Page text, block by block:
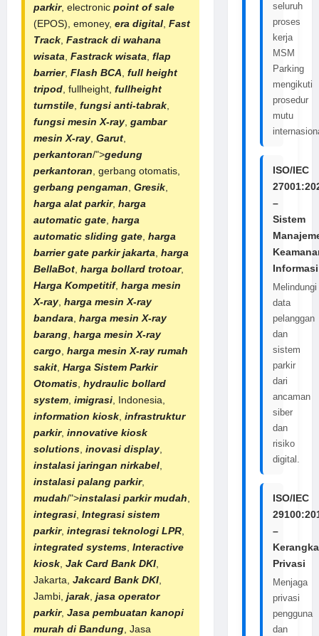
parkir, electronic point of sale
(EPOS), emoney, era digital Fast
Track Fastrack di wahana
wisata Fastrack wisata flap
barrier, Flash BCA full height
tripod , fullheight, fullheight
turnstile fungsi anti-tabrak
fungsi mesin X-ray gambar
mesin X-ray Garut
perkantoran/">gedung
perkantoran , gerbang otomatis,
gerbang pengaman Gresik
harga alat parkir, harga
automatic gate harga
automatic sliding gate harga
barrier gate parkir jakarta harga
BellaBot harga bollard trotoar,
Harga Kompetitif, harga mesin
X-ray harga mesin X-ray
bandara harga mesin X-ray
barang harga mesin X-ray
cargo harga mesin X-ray rumah
sakit Harga Sistem Parkir
Otomatis hydraulic bollard
system imigrasi , Indonesia,
information kiosk infrastruktur
parkir, innovative kiosk
solutions inovasi display
instalasi jaringan nirkabel
instalasi palang parkir,
mudah/">instalasi parkir mudah
integrasi Integrasi sistem
parkir, integrasi teknologi LPR
integrated systems Interactive
kiosk Jak Card Bank DKI
Jakarta, Jakcard Bank DKI
Jambi, jarak jasa operator
parkir, Jasa pembuatan kanopi
murah di Bandung , Jasa
seluruh
proses
kerja
MSM
Parking
mengikuti
prosedur
mutu
ISO/IEC
–
Sistem
Informasi
Melindungi
data
pelanggan
dan
sistem
parkir
dari
ancaman
siber
dan
risiko
digital.
ISO/IEC
–
Kerangka
Privasi
Menjaga
privasi
pengguna
dan